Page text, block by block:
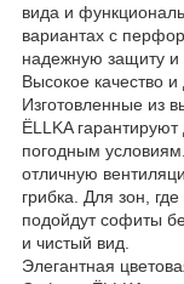
вида и
вариантах с
надежную защиту и
Высокое качество и
Изготовленные из
ЁLLKA
погодным
отличную
грибка. Для зон,
подойдут софиты
и чистый вид.
Элегантная